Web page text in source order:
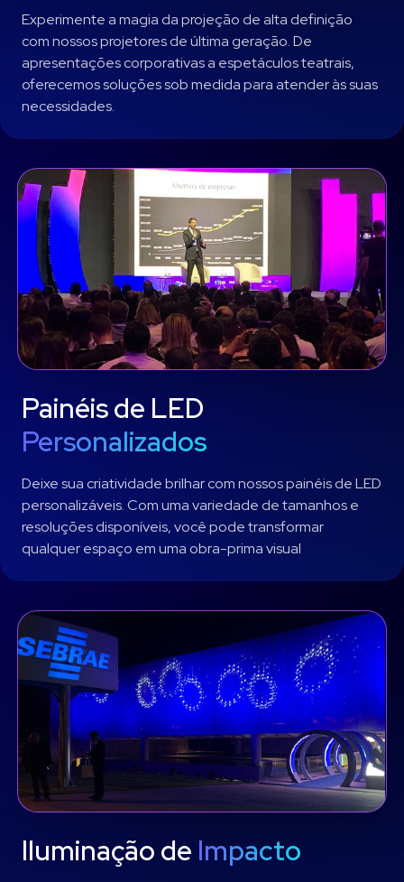
Experimente a magia da projeção de alta definição
com nossos projetores de última geração. De
apresentações corporativas a espetáculos teatrais,
oferecemos soluções sob medida para atender às suas
necessidades.
Painéis de LED
Personalizados
Deixe sua criatividade brilhar com nossos painéis de LED
personalizáveis. Com uma variedade de tamanhos e
resoluções disponíveis, você pode transformar
qualquer espaço em uma obra-prima visual
Iluminação de Impacto